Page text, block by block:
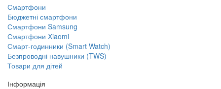
Смартфони
Бюджетні смартфони
Смартфони Samsung
Смартфони Xiaomi
Смарт-годинники (Smart Watch)
Безпроводні навушники (TWS)
Товари для дітей
Інформація